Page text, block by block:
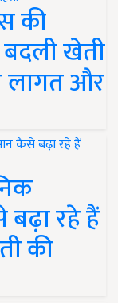
की
खेती
लागत और
रहे हैं
की